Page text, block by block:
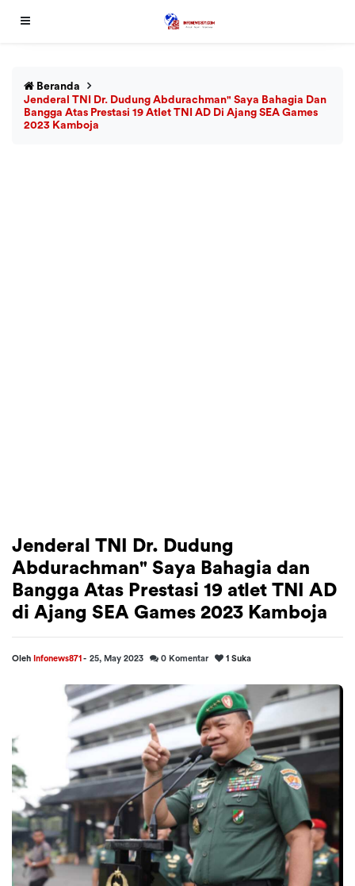
Beranda
Jenderal TNI Dr. Dudung Abdurachman" Saya Bahagia Dan
Bangga Atas Prestasi 19 Atlet TNI AD Di Ajang SEA Games
2023 Kamboja
Jenderal TNI Dr. Dudung
Abdurachman" Saya Bahagia dan
Bangga Atas Prestasi 19 atlet TNI AD
di Ajang SEA Games 2023 Kamboja
Oleh Infonews871 - 25, May 2023 0 Komentar 1 Suka